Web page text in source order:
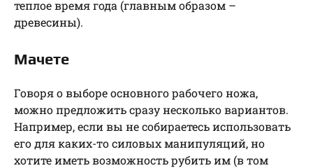
теплое время года (главным образом –
древесины).
Мачете
Говоря о выборе основного рабочего ножа,
можно предложить сразу несколько вариантов.
Например, если вы не собираетесь использовать
его для каких-то силовых манипуляций, но
хотите иметь возможность рубить им (в том